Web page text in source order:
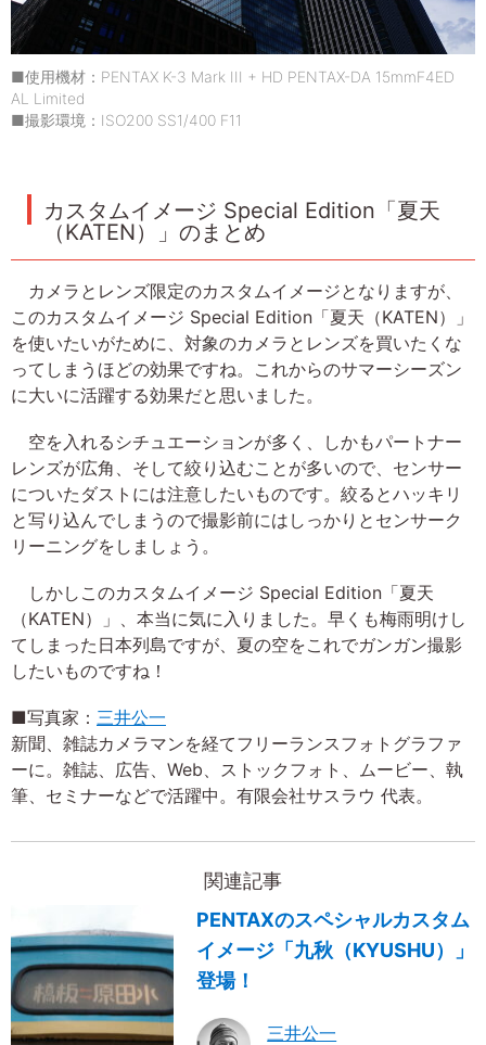
■使用機材：PENTAX K-3 Mark III + HD PENTAX-DA 15mmF4ED
AL Limited
■撮影環境：ISO200 SS1/400 F11
カスタムイメージ Special Edition「夏天
（KATEN）」のまとめ
カメラとレンズ限定のカスタムイメージとなりますが、
このカスタムイメージ Special Edition「夏天（KATEN）」
を使いたいがために、対象のカメラとレンズを買いたくな
ってしまうほどの効果ですね。これからのサマーシーズン
に大いに活躍する効果だと思いました。
空を入れるシチュエーションが多く、しかもパートナー
レンズが広角、そして絞り込むことが多いので、センサー
についたダストには注意したいものです。絞るとハッキリ
と写り込んでしまうので撮影前にはしっかりとセンサーク
リーニングをしましょう。
しかしこのカスタムイメージ Special Edition「夏天
（KATEN）」、本当に気に入りました。早くも梅雨明けし
てしまった日本列島ですが、夏の空をこれでガンガン撮影
したいものですね！
■写真家： 三井公一
新聞、雑誌カメラマンを経てフリーランスフォトグラファ
ーに。雑誌、広告、Web、ストックフォト、ムービー、執
筆、セミナーなどで活躍中。有限会社サスラウ 代表。
関連記事
PENTAXのスペシャルカスタム
イメージ「九秋（KYUSHU）」
登場！
三井公一